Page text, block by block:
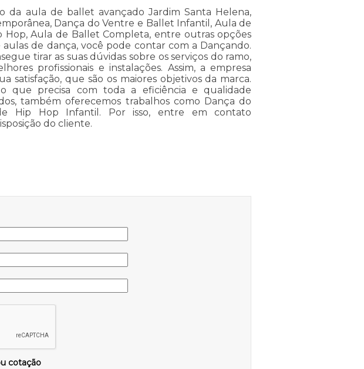
da aula de ballet avançado Jardim Santa Helena,
Dança do Ventre e Ballet Infantil, Aula de
Hop, Aula de Ballet Completa, entre outras opções
de dança, você pode contar com a Dançando.
tirar as suas dúvidas sobre os serviços do ramo,
profissionais e instalações. Assim, a empresa
satisfação, que são os maiores objetivos da marca.
que precisa com toda a eficiência e qualidade
também oferecemos trabalhos como Dança do
Hip Hop Infantil. Por isso, entre em contato
do cliente.
cotação